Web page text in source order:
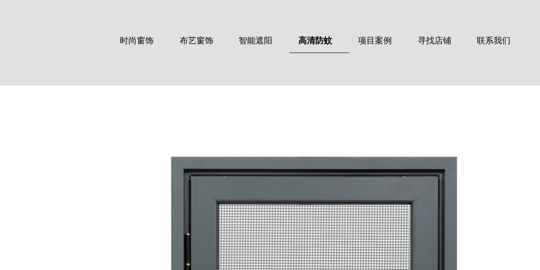
时尚窗饰 布艺窗饰 智能遮阳 高清防蚊 项目案例 寻找店铺 联系我们